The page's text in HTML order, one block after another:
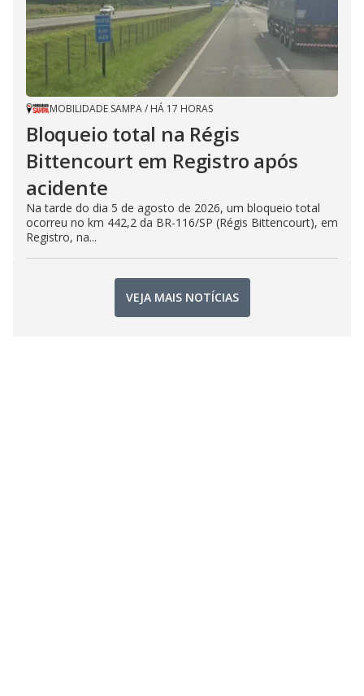
MOBILIDADE SAMPA/ HÁ 17 HORAS
Bloqueio total na Régis
Bittencourt em Registro após
acidente
Na tarde do dia 5 de agosto de 2026, um bloqueio total
ocorreu no km 442,2 da BR-116/SP (Régis Bittencourt), em
Registro, na...
VEJA MAIS NOTÍCIAS